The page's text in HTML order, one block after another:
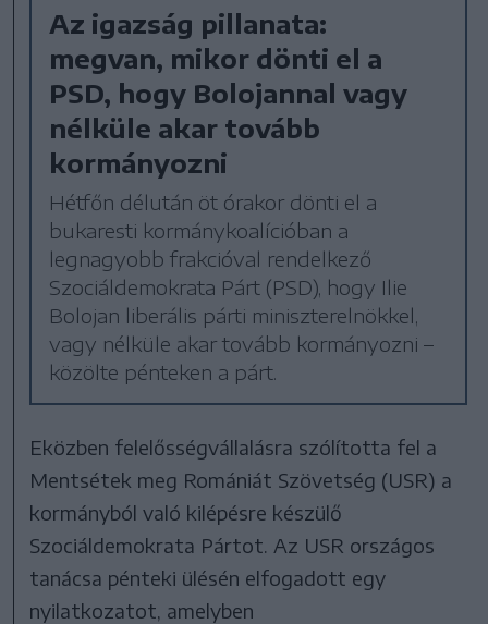
Az igazság pillanata:
megvan, mikor dönti el a
PSD, hogy Bolojannal vagy
nélküle akar tovább
kormányozni
Hétfőn délután öt órakor dönti el a
bukaresti kormánykoalícióban a
legnagyobb frakcióval rendelkező
Szociáldemokrata Párt (PSD), hogy Ilie
Bolojan liberális párti miniszterelnökkel,
vagy nélküle akar tovább kormányozni –
közölte pénteken a párt.
Eközben felelősségvállalásra szólította fel a
Mentsétek meg Romániát Szövetség (USR) a
kormányból való kilépésre készülő
Szociáldemokrata Pártot. Az USR országos
tanácsa pénteki ülésén elfogadott egy
nyilatkozatot, amelyben